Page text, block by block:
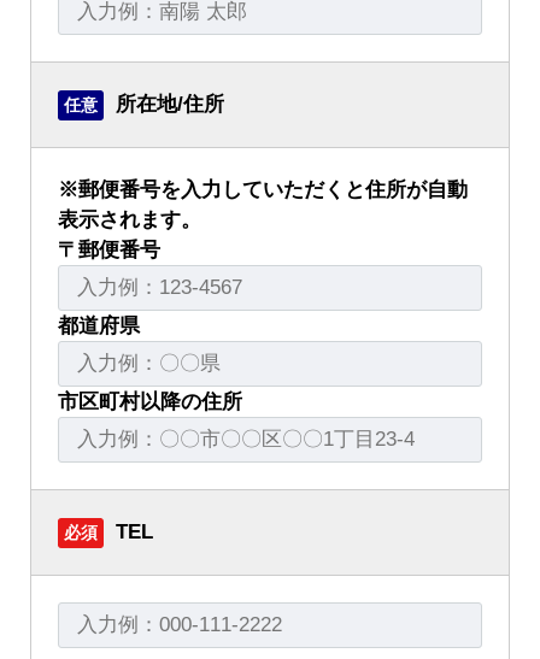
任意 所在地/住所
※郵便番号を入力していただくと住所が自動
表示されます。
〒郵便番号
都道府県
市区町村以降の住所
必須 TEL